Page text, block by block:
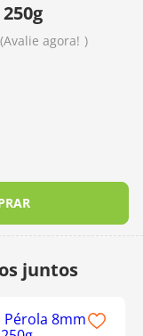
Avalie agora!